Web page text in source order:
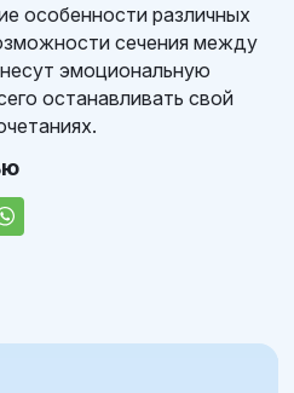
особенности различных
сечения между
эмоциональную
останавливать свой